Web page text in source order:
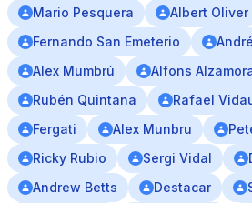
Mario Pesquera
Albert Oliver
Fernando San Emeterio
Alex Mumbrú
Alfons
Rubén Quintana
Rafael
Fergati
Alex Munbru
Ricky Rubio
Sergi Vidal
Andrew Betts
Destacar